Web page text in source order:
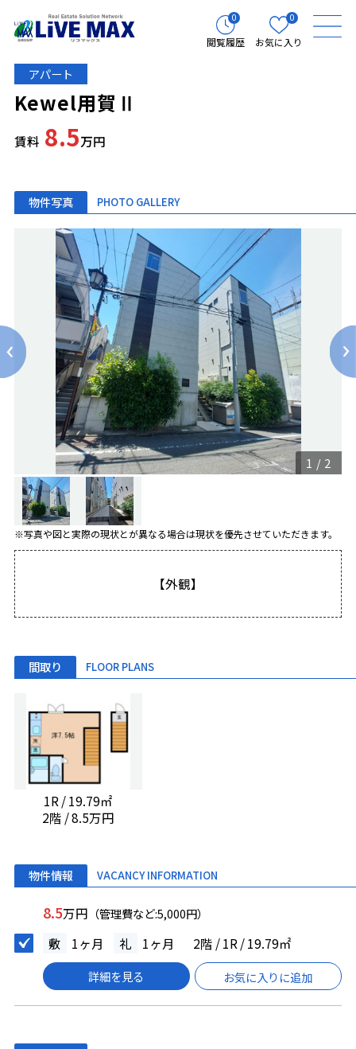
0
閲覧履歴
0
お気に入り
アパート
Kewel用賀Ⅱ
賃料 8.5万円
物件写真 PHOTO GALLERY
1 / 2
※写真や図と実際の現状とが異なる場合は現状を優先させていただきます。
【外観】
間取り FLOOR PLANS
1R / 19.79㎡
2階 / 8.5万円
物件情報 VACANCY INFORMATION
8.5万円 （管理費など:5,000円）
敷 1ヶ月 礼 1ヶ月 2階 / 1R / 19.79㎡
詳細を見る お気に入りに追加